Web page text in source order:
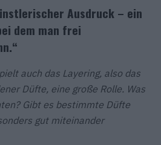
Ausdruck – ein
dem man frei
auch das Layering, also das
Düfte, eine große Rolle. Was
Gibt es bestimmte Düfte
gut miteinander